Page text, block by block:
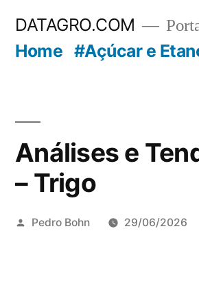
DATAGRO.COM
Home #Açúcar e
Análises e
– Trigo
Publicado
Pedro Bohn 29/06/2026